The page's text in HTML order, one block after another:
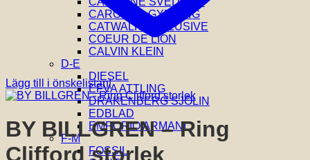
CAROLINA GYNNING
CATWALK EXCLUSIVE
COEUR DE LION
CALVIN KLEIN
D-E
DIESEL
EFVA ATTLING
DRAKENBERG SJÖLIN
EDBLAD
EMPORIO ARMANI
F-M
FOSSIL
Lägg till i önskelistan!
BY BILLGREN – Ring
Clifford storlek